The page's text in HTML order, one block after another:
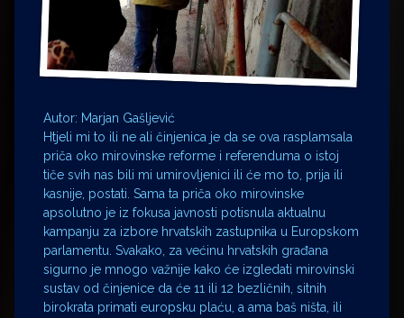
Miroslav Šantek
Autor: Marjan Gašljević
Htjeli mi to ili ne ali činjenica je da se ova rasplamsala
priča oko mirovinske reforme i referenduma o istoj
tiče svih nas bili mi umirovljenici ili će mo to, prija ili
kasnije, postati. Sama ta priča oko mirovinske
apsolutno je iz fokusa javnosti potisnula aktualnu
kampanju za izbore hrvatskih zastupnika u Europskom
parlamentu. Svakako, za većinu hrvatskih građana
sigurno je mnogo važnije kako će izgledati mirovinski
sustav od činjenice da će 11 ili 12 bezličnih, sitnih
birokrata primati europsku plaću, a ama baš ništa, ili